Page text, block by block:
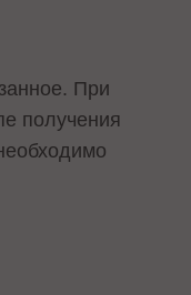
При
получения